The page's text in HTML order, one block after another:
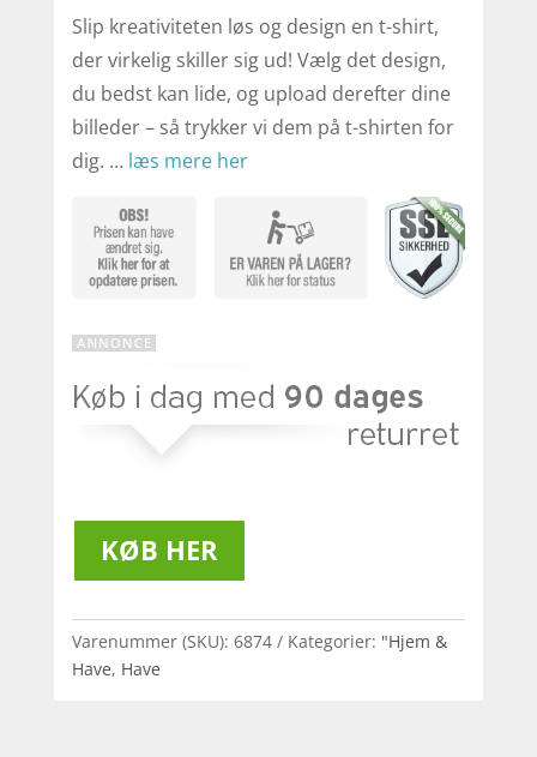
Slip kreativiteten løs og design en t-shirt,
der virkelig skiller sig ud! Vælg det design,
du bedst kan lide, og upload derefter dine
billeder – så trykker vi dem på t-shirten for
dig. … læs mere her
KØB HER
Varenummer (SKU): 6874 Kategorier: "Hjem &
Have, Have